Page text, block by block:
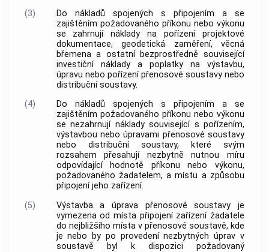
(3)
Do nákladů spojených s připojením a se
zajištěním požadovaného příkonu nebo výkonu
se zahrnují náklady na pořízení projektové
dokumentace, geodetická zaměření, věcná
břemena a ostatní bezprostředně související
investiční náklady a poplatky na výstavbu,
úpravu nebo pořízení přenosové soustavy nebo
distribuční soustavy.
(4)
Do nákladů spojených s připojením a se
zajištěním požadovaného příkonu nebo výkonu
se nezahrnují náklady související s pořízením,
výstavbou nebo úpravami přenosové soustavy
nebo distribuční soustavy, které svým
rozsahem přesahují nezbytně nutnou míru
odpovídající hodnotě příkonu nebo výkonu,
požadovaného žadatelem, a místu a způsobu
připojení jeho zařízení.
(5)
Výstavba a úprava přenosové soustavy je
vymezena od místa připojení zařízení žadatele
do nejbližšího místa v přenosové soustavě, kde
je nebo by po provedení nezbytných úprav v
soustavě byl k dispozici požadovaný